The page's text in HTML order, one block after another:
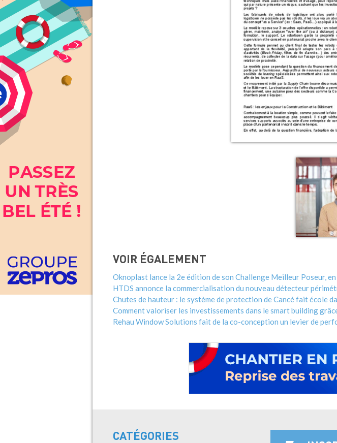
VOIR ÉGALEMENT
Oknoplast lance la 2e édition de son Challenge Meilleur Poseur,
HTDS annonce la commercialisation du nouveau détecteur
Chutes de hauteur : le système de protection de Cancé fait école
Comment valoriser les investissements dans le smart building
Rehau Window Solutions fait de la co-conception un levier de
CATÉGORIES